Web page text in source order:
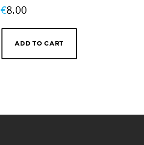
€8.00
ADD TO CART